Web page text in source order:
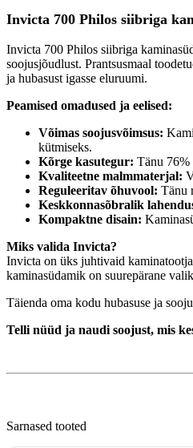
Invicta 700 Philos siibriga
Invicta 700 Philos siibriga
soojusjõudlust. Prantsusmaal
ja hubasust igasse eluruumi.
Peamised omadused ja eelised:
Võimas soojusvõimsus:
kütmiseks.
Kõrge kasutegur: Tänu 76%
Kvaliteetne malmmaterjal:
Reguleeritav õhuvool: Tänu
Keskkonnasõbralik
Kompaktne disain:
Miks valida Invicta?
Invicta on üks juhtivaid
kaminasüdamik on suurepärane
Täienda oma kodu hubasuse ja
Telli nüüd ja naudi soojust, mis
Sarnased tooted